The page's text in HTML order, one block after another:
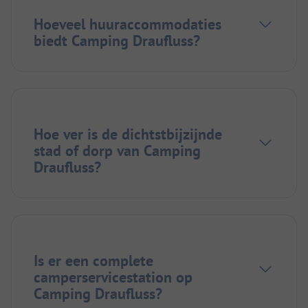
Hoeveel huuraccommodaties
biedt Camping Draufluss?
Hoe ver is de dichtstbijzijnde
stad of dorp van Camping
Draufluss?
Is er een complete
camperservicestation op
Camping Draufluss?